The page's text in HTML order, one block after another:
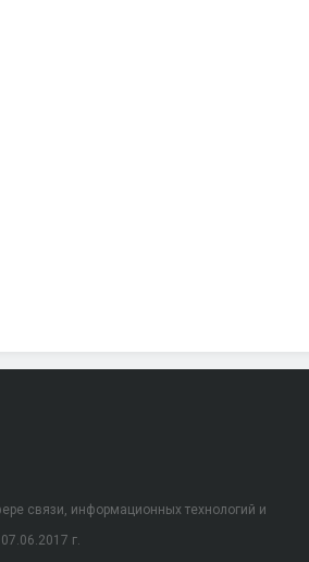
связи, информационных технологий и
г.